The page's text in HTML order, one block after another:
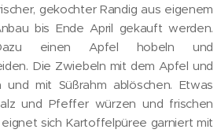
gekochter Randig aus eigenem
bis Ende April gekauft werden.
einen Apfel hobeln und
Die Zwiebeln mit dem Apfel und
und mit Süßrahm ablöschen. Etwas
und Pfeffer würzen und frischen
sich Kartoffelpüree garniert mit